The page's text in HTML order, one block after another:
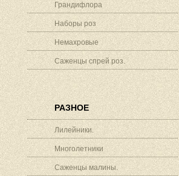
Грандифлора
Наборы роз
Немахровые
Саженцы спрей роз.
РАЗНОЕ
Лилейники.
Многолетники
Саженцы малины.